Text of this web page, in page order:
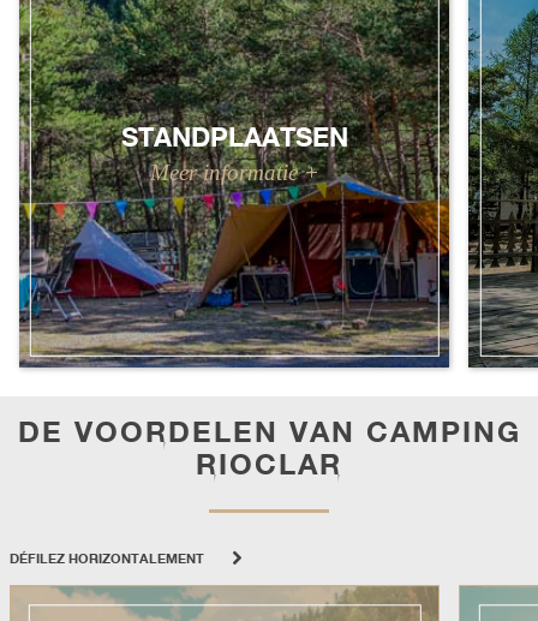
STANDPLAATSEN
DE VOORDELEN VAN CAMPING
RIOCLAR
DÉFILEZ HORIZONTALEMENT